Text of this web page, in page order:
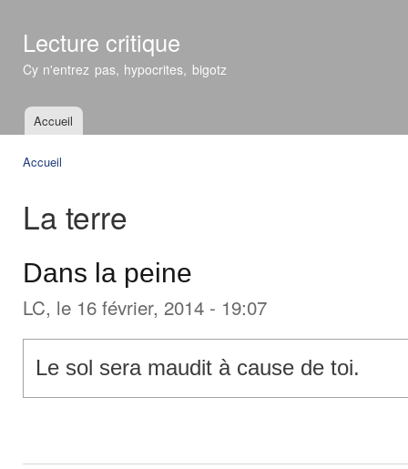
Lecture critique
Cy n'entrez pas, hypocrites, bigotz
Menu principal
Accueil
Accueil
La terre
Dans la peine
LC, le 16 février, 2014 - 19:07
Le sol sera maudit à cause de toi.